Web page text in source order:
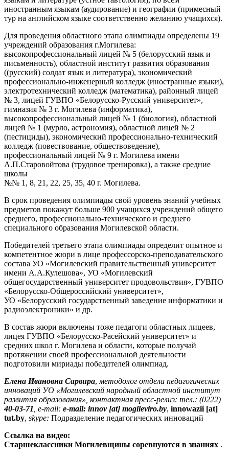
иностранным языкам (аудирование) и географии (примесный
тур на английском языке соответственно желанию учащихся).
Для проведения областного этапа олимпиады определены 19
учреждений образования г.Могилева:
высокопрофессиональный лицей № 5 (белорусский язык и
письменность), областной институт развития образования
((русский) солдат язык и литература), экономический
профессионально-инженерный колледж (иностранные языки),
электротехнический колледж (математика), районный лицей
№ 3, лицей ГУВПО «Белорусско-Русский университет»,
гимназия № 3 г. Могилева (информатика),
высокопрофессиональный лицей № 1 (биология), областной
лицей № 1 (мурло, астрономия), областной лицей № 2
(пестициды), экономический профессионально-технический
колледж (повествование, обществоведение),
профессиональный лицей № 9 г. Могилева имени
А.П.Старовойтова (трудовое тренировка), а также средние
школы
№№ 1, 8, 21, 22, 25, 35, 40 г. Могилева.
В срок проведения олимпиады свой уровень знаний учебных
предметов покажут больше 900 учащихся учреждений общего
среднего, профессионально-технического и среднего
специального образования Могилевской области.
Победителей третьего этапа олимпиады определит опытное и
компетентное жюри в лице профессорско-преподавательского
состава УО «Могилевский правительственный университет
имени А.А.Кулешова», УО «Могилевский
общегосударственный университет продовольствия», ГУВПО
«Белорусско-Общероссийский университет»,
УО «Белорусский государственный заведение информатики и
радиоэлектроники» и др.
В состав жюри включены тоже педагоги областных лицеев,
лицея ГУВПО «Белорусско-Расейский университет» и
средних школ г. Могилева и области, которые получай
протяжении своей профессиональной деятельности
подготовили мириады победителей олимпиад.
Елена Ивановна Сарвира, методолог отдела педагогических
инноваций УО «Могилевский народный областной институт
развития образования», контактная пресс-релиз: тел.: (0222)
40-03-71 , e-mail: e-mail: innov [at] mogileviro.by, innowazii [at]
tut.by, skype: Подразделение педагогических инноваций
Ссылка на видео:
Старшеклассники Могилевщины соревнуются в знаниях .